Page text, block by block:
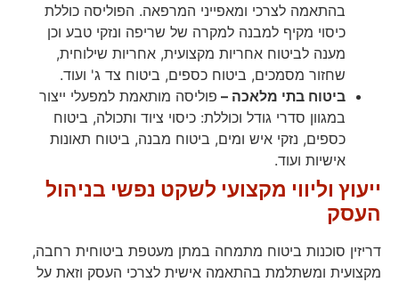
בהתאמה לצרכי ומאפייני המרפאה. הפוליסה כוללת
כיסוי מקיף למבנה למקרה של שריפה ונזקי טבע וכן
מענה לביטוח אחריות מקצועית, אחריות שילוחית,
שחזור מסמכים, ביטוח כספים, ביטוח צד ג' ועוד.
ביטוח בתי מלאכה – פוליסה מותאמת למפעלי ייצור
במגוון סדרי גודל וכוללת: כיסוי ציוד ותכולה, ביטוח
כספים, נזקי איש ומים, ביטוח מבנה, ביטוח תאונות
אישיות ועוד.
ייעוץ וליווי מקצועי לשקט נפשי בניהול
העסק
דריזין סוכנות ביטוח מתמחה במתן מעטפת ביטוחית רחבה,
מקצועית ומשתלמת בהתאמה אישית לצרכי העסק וזאת על